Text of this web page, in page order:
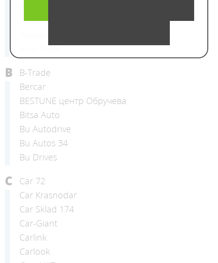
Avalon Motors
Avto Pulse
B
B-Trade
Bercar
BESTUNE центр Обручева
Bitsa Auto
Bu Autodrive
Bu Autos 34
Bu Drives
C
Car 72
Car Krasnodar
Car Sklad 174
Car-Giant
Carlink
Carlook